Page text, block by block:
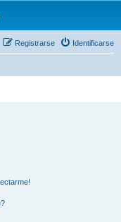
Identificarse
Registrarse